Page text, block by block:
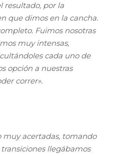
resultado, por la
que dimos en la cancha.
Fuimos nosotras
muy intensas,
cada uno de
opción a nuestras
correr».
muy acertadas, tomando
llegábamos